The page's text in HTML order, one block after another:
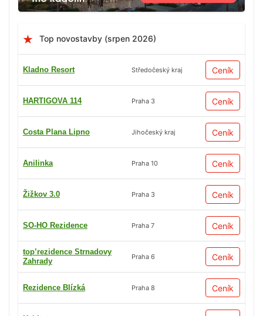
Top novostavby (srpen 2026)
Kladno Resort Středočeský kraj Ceník
HARTIGOVA 114 Praha 3 Ceník
Costa Plana Lipno Jihočeský kraj Ceník
Anilinka Praha 10 Ceník
Žižkov 3.0 Praha 3 Ceník
SO-HO Rezidence Praha 7 Ceník
top’rezidence Strnadovy
Zahrady
Praha 6 Ceník
Rezidence Blízká Praha 8 Ceník